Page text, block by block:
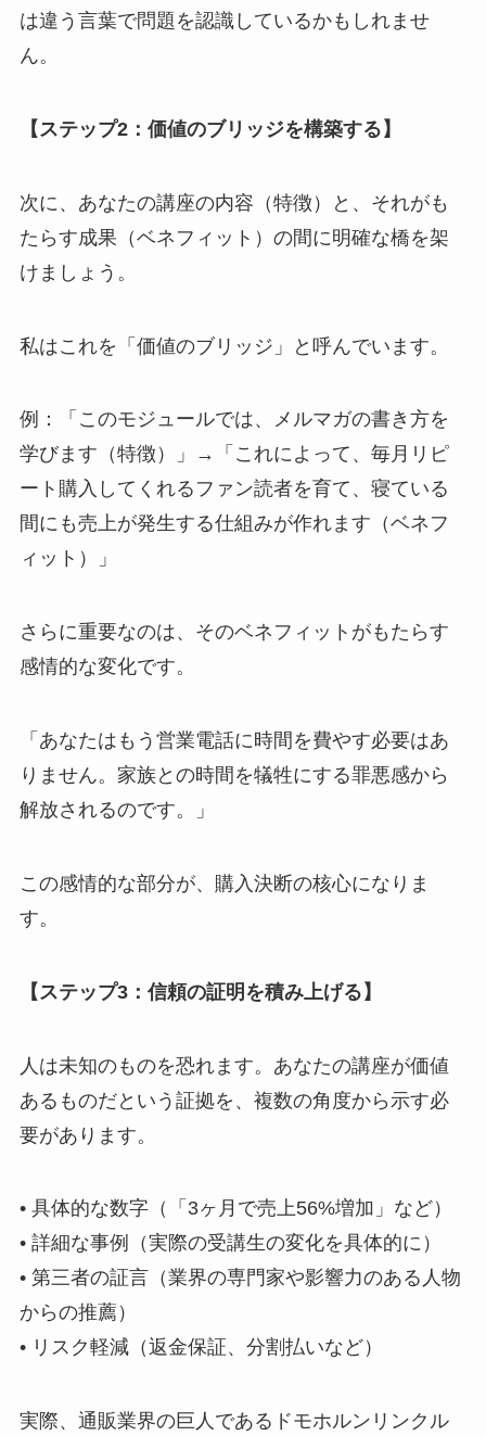
は違う言葉で問題を認識しているかもしれませ
ん。
【ステップ2：価値のブリッジを構築する】
次に、あなたの講座の内容（特徴）と、それがも
たらす成果（ベネフィット）の間に明確な橋を架
けましょう。
私はこれを「価値のブリッジ」と呼んでいます。
例：「このモジュールでは、メルマガの書き方を
学びます（特徴）」→「これによって、毎月リピ
ート購入してくれるファン読者を育て、寝ている
間にも売上が発生する仕組みが作れます（ベネフ
ィット）」
さらに重要なのは、そのベネフィットがもたらす
感情的な変化です。
「あなたはもう営業電話に時間を費やす必要はあ
りません。家族との時間を犠牲にする罪悪感から
解放されるのです。」
この感情的な部分が、購入決断の核心になりま
す。
【ステップ3：信頼の証明を積み上げる】
人は未知のものを恐れます。あなたの講座が価値
あるものだという証拠を、複数の角度から示す必
要があります。
• 具体的な数字（「3ヶ月で売上56%増加」など）
• 詳細な事例（実際の受講生の変化を具体的に）
• 第三者の証言（業界の専門家や影響力のある人物
からの推薦）
• リスク軽減（返金保証、分割払いなど）
実際、通販業界の巨人であるドモホルンリンクル